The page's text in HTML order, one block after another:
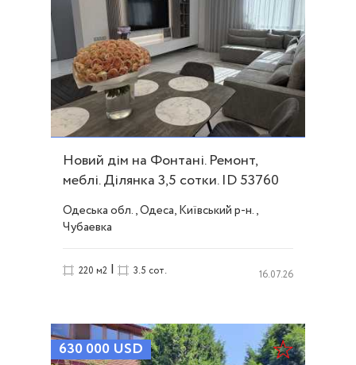
Новий дім на Фонтані. Ремонт,
меблі. Ділянка 3,5 сотки. ID 53760
Одеська обл., Одеса, Київський р-н.,
Чубаевка
220 м2 | 3.5 сот. 16.07.26
630 000 USD